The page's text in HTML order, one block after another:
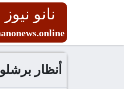
نانو نيوز
أنظار